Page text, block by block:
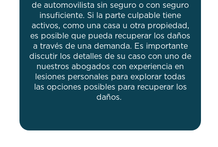
de automovilista sin seguro o con seguro
insuficiente. Si la parte culpable tiene
activos, como una casa u otra propiedad,
es posible que pueda recuperar los daños
a través de una demanda. Es importante
discutir los detalles de su caso con uno de
nuestros abogados con experiencia en
lesiones personales para explorar todas
las opciones posibles para recuperar los
daños.